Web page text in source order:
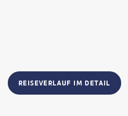
REISEVERLAUF IM DETAIL